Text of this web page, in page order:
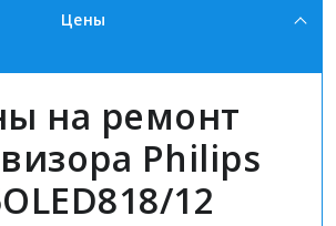
Цены
на ремонт
Philips
12